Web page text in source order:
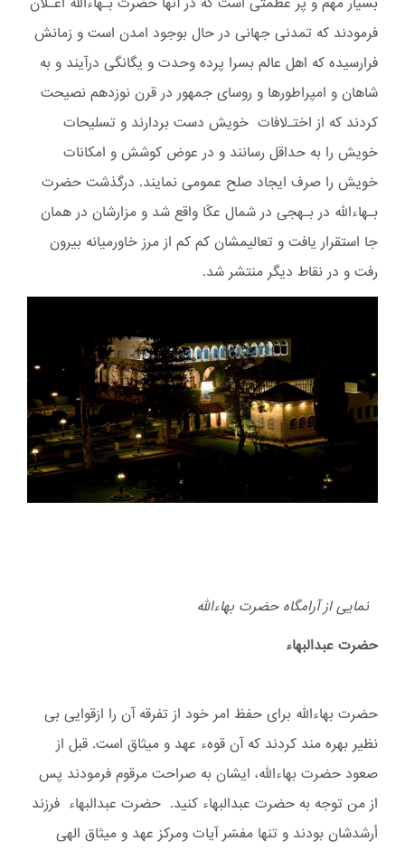
فرمودند که تمدنی جهانی در حال بوجود امدن است و زمانش
فرارسیده که اهل عالم بسرا پرده وحدت و یگانگی درآیند و به
شاهان و امپراطورها و روسای جمهور در قرن نوزدهم نصیحت
کردند که از اختـﻻفات خویش دست بردارند و تسلیحات
خویش را به حداقل رسانند و در عوض کوشش و امکانات
خویش را صرف ایجاد صلح عمومی نمایند. درگذشت حضرت
بـهاءالله در بـهجی در شمال عکّا واقع شد و مزارشان در همان
جا استقرار یافت و تعالیمشان کم کم از مرز خاورمیانه بیرون
رفت و در نقاط دیگر منتشر شد.
نمایی از آرامگاه حضرت بهاءالله
حضرت عبدالبهاء
حضرت بهاءالله برای حفظ امر خود از تفرقه آن را ازقوایی بی
نظیر بهره مند کردند که آن قوهء عهد و ميثاق است. قبل از
صعود حضرت بهاءالله، ایشان به صراحت مرقوم فرمودند پس
از من توجه به حضرت عبدالبهاء كنيد. حضرت عبدالبهاء فرزند
أرشدشان بودند و تنها مفسّر آيات ومركز عهد و ميثاق الهى